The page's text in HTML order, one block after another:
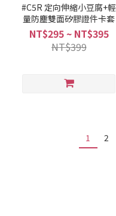
#C5R 定向伸縮小豆腐+輕
量防塵雙面矽膠證件卡套
NT$295 ~ NT$395
NT$399
1 2